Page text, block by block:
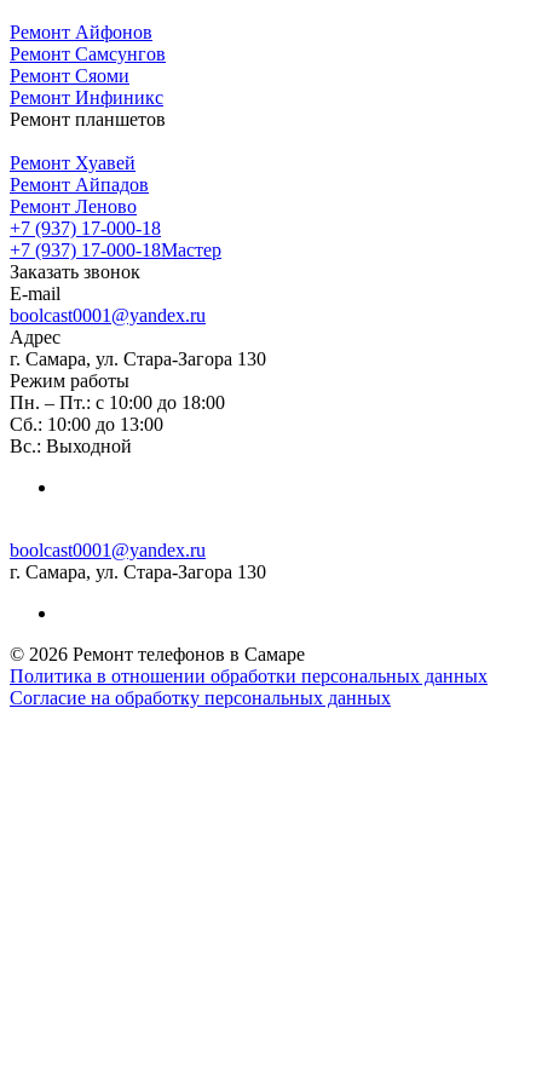
Ремонт Айфонов
Ремонт Самсунгов
Ремонт Сяоми
Ремонт Инфиникс
Ремонт планшетов
Ремонт Хуавей
Ремонт Айпадов
Ремонт Леново
+7 (937) 17-000-18
+7 (937) 17-000-18Мастер
Заказать звонок
E-mail
boolcast0001@yandex.ru
Адрес
г. Самара, ул. Стара-Загора 130
Режим работы
Пн. – Пт.: с 10:00 до 18:00
Сб.: 10:00 до 13:00
Вс.: Выходной
boolcast0001@yandex.ru
г. Самара, ул. Стара-Загора 130
© 2026 Ремонт телефонов в Самаре
Политика в отношении обработки персональных данных
Согласие на обработку персональных данных